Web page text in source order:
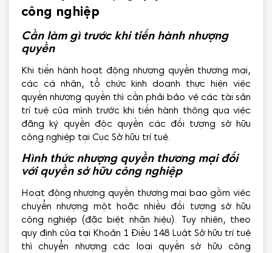
công nghiệp
Cần làm gì trước khi tiến hành nhượng
quyền
Khi tiến hành hoạt động nhượng quyền thương mại,
các cá nhân, tổ chức kinh doanh thực hiện việc
quyền nhượng quyền thì cần phải bảo vệ các tài sản
trí tuệ của mình trước khi tiến hành thông qua việc
đăng ký quyền độc quyền các đối tượng sở hữu
công nghiệp tại Cục Sở hữu trí tuệ.
Hình thức nhượng quyền thương mại đối
với quyền sở hữu công nghiệp
Hoạt động nhượng quyền thương mại bao gồm việc
chuyển nhượng một hoặc nhiều đối tượng sở hữu
công nghiệp (đặc biệt nhãn hiệu). Tuy nhiên, theo
quy định của tại Khoản 1 Điều 148 Luật Sở hữu trí tuệ
thì chuyển nhượng các loại quyền sở hữu công